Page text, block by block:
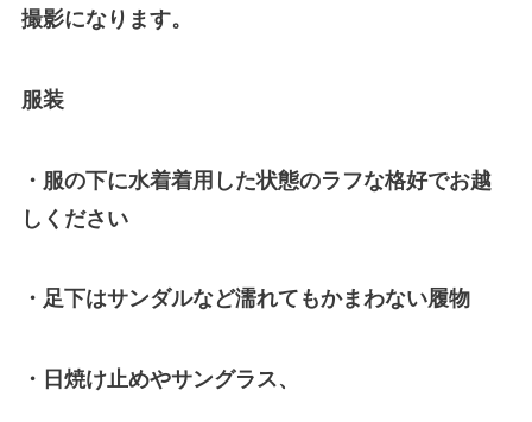
撮影になります。
服装
・服の下に水着着用した状態のラフな格好でお越
しください
・足下はサンダルなど濡れてもかまわない履物
・日焼け止めやサングラス、